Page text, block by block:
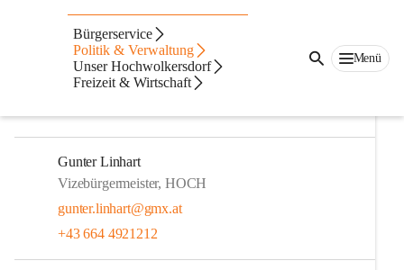
Bürgerservice
Politik & Verwaltung
Unser Hochwolkersdorf
Freizeit & Wirtschaft
Menü
Gemeinderat
Bianca Fürst, MA
Bürgermeisterin, HOCH
Gunter Linhart
Vizebürgermeister, HOCH
gunter.linhart@gmx.at
+43 664 4921212